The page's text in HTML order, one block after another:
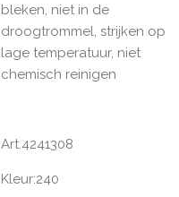
bleken, niet in de
droogtrommel, strijken op
lage temperatuur, niet
chemisch reinigen
Art.4241308
Kleur:240